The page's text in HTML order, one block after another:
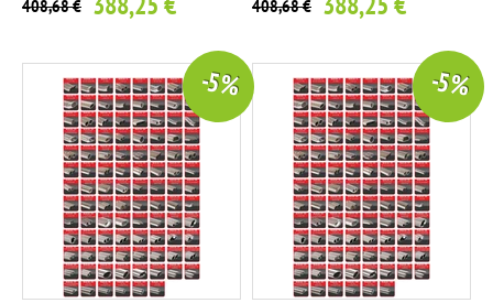
408,68 € 388,25 € 408,68 € 388,25 €
-5 % -5 %